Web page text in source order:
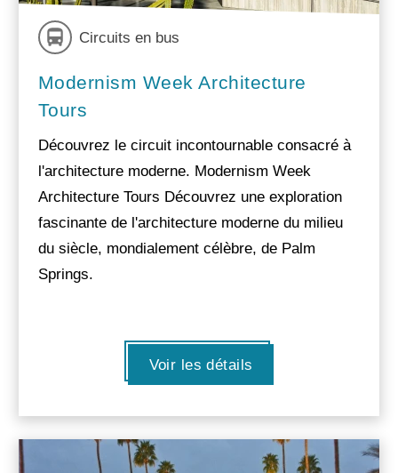
Circuits en bus
Modernism Week Architecture
Tours
Découvrez le circuit incontournable consacré à
l'architecture moderne. Modernism Week
Architecture Tours Découvrez une exploration
fascinante de l'architecture moderne du milieu
du siècle, mondialement célèbre, de Palm
Springs.
Voir les détails